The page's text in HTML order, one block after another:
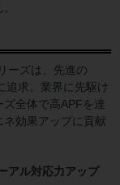
ーズは、先進の
追求。業界に先駆け
全体で高APFを達
効果アップに貢献
アル対応力アップ